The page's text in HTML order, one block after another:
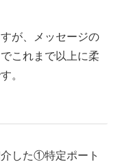
が、メッセージの
これまで以上に柔
。
した①特定ポート